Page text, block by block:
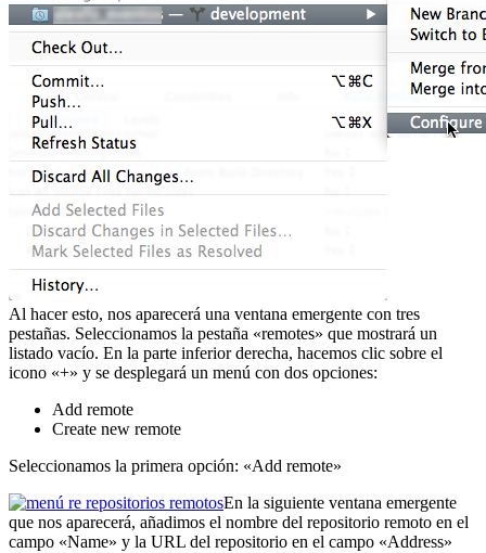
Al hacer esto, nos aparecerá una ventana emergente con tres
pestañas. Seleccionamos la pestaña «remotes» que mostrará un
listado vacío. En la parte inferior derecha, hacemos clic sobre el
icono «+» y se desplegará un menú con dos opciones:
Add remote
Create new remote
Seleccionamos la primera opción: «Add remote»
En la siguiente ventana emergente
que nos aparecerá, añadimos el nombre del repositorio remoto en el
campo «Name» y la URL del repositorio en el campo «Address»